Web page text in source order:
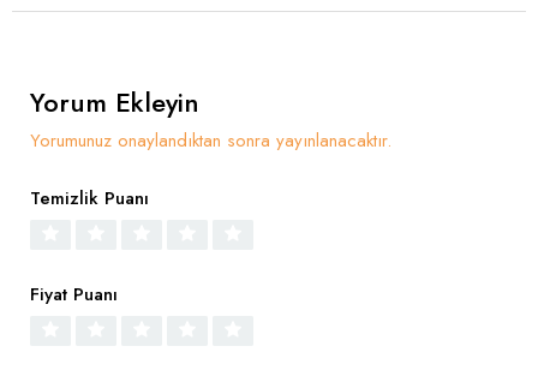
Yorum Ekleyin
Yorumunuz onaylandıktan sonra yayınlanacaktır.
Temizlik Puanı
Fiyat Puanı